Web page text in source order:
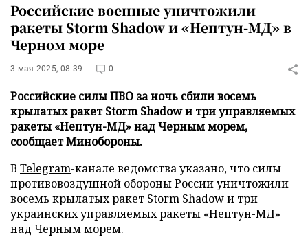
Российские военные уничтожили
ракеты Storm Shadow и «Нептун-МД» в
Черном море
3 мая 2025, 08:39 0
Российские силы ПВО за ночь сбили восемь
крылатых ракет Storm Shadow и три управляемых
ракеты «Нептун-МД» над Черным морем,
сообщает Минобороны.
В Telegram-канале ведомства указано, что силы
противовоздушной обороны России уничтожили
восемь крылатых ракет Storm Shadow и три
украинских управляемых ракеты «Нептун-МД»
над Черным морем.